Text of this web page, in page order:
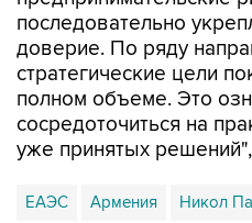
последовательно
доверие. По ряду
стратегические цели
полном объеме. Это
сосредоточиться на
уже принятых
ЕАЭС Армения Никол